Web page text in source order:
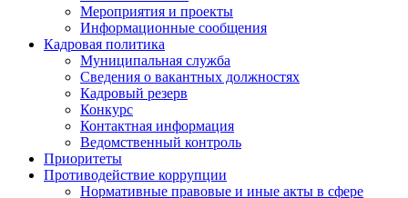
Мероприятия и проекты
Информационные сообщения
Кадровая политика
Муниципальная служба
Сведения о вакантных должностях
Кадровый резерв
Конкурс
Контактная информация
Ведомственный контроль
Приоритеты
Противодействие коррупции
Нормативные правовые и иные акты в сфере